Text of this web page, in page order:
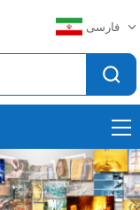
فارسی